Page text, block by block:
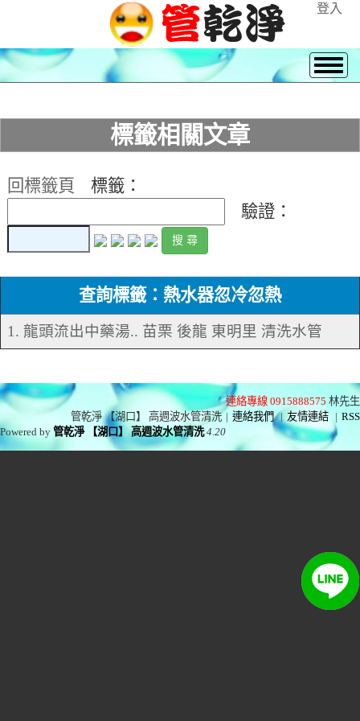
登入
標籤相關文章
回標籤頁
標籤：
驗證：
查詢標籤：熱水器忽冷忽熱
1. 龍頭流出中藥湯.. 苗栗 後龍 東明里 清洗水管
連絡專線 0915888575 林先生
管乾淨 【湖口】 高週波水管清洗 | 連絡我們 | 友情連結 | RSS
Powered by管乾淨 【湖口】 高週波水管清洗 4.20